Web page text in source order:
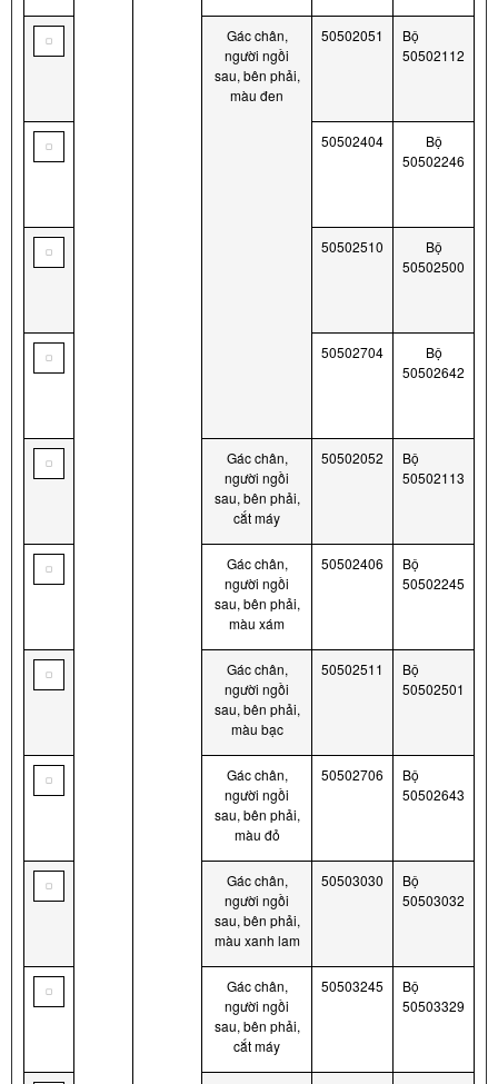
Gác chân,
người ngồi
sau, bên phải,
màu đen
50502051
Bộ
50502112
50502404
Bộ
50502246
50502510
Bộ
50502500
50502704
Bộ
50502642
Gác chân,
người ngồi
sau, bên phải,
cắt máy
50502052
Bộ
50502113
Gác chân,
người ngồi
sau, bên phải,
màu xám
50502406
Bộ
50502245
Gác chân,
người ngồi
sau, bên phải,
màu bạc
50502511
Bộ
50502501
Gác chân,
người ngồi
sau, bên phải,
màu đỏ
50502706
Bộ
50502643
Gác chân,
người ngồi
sau, bên phải,
màu xanh lam
50503030
Bộ
50503032
Gác chân,
người ngồi
sau, bên phải,
cắt máy
50503245
Bộ
50503329